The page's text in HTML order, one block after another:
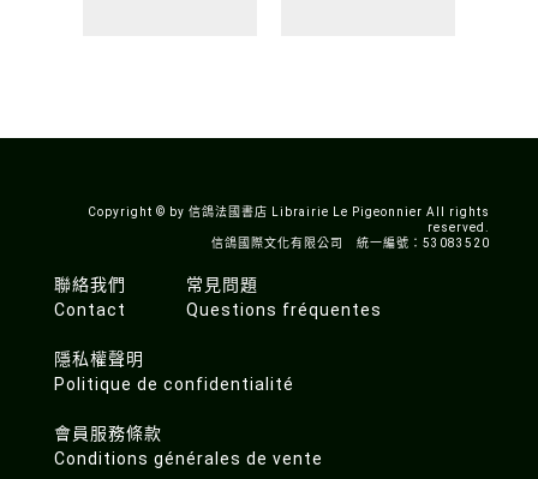
Copyright © by 信鴿法國書店 Librairie Le Pigeonnier All rights
reserved.
信鴿國際文化有限公司 統一編號：53083520
聯絡我們
Contact
常見問題
Questions fréquentes
隱私權聲明
Politique de confidentialité
會員服務條款
Conditions générales de vente